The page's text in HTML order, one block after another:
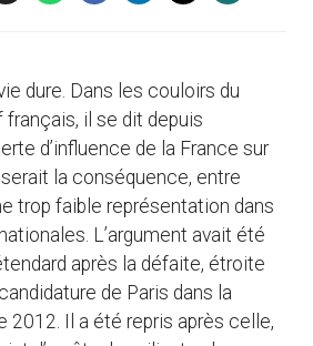
dure. Dans les couloirs du
il se dit depuis
d’influence de la France sur
la conséquence, entre
trop faible représentation dans
L’argument avait été
après la défaite, étroite
de Paris dans la
2012. Il a été repris après celle,